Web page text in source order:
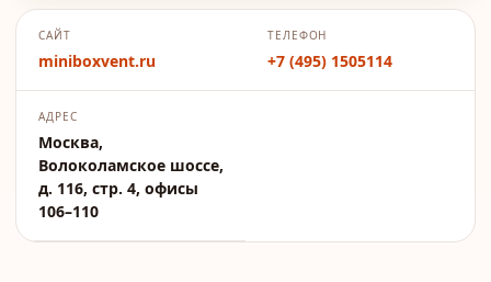
САЙТ
miniboxvent.ru
ТЕЛЕФОН
+7 (495) 1505114
АДРЕС
Москва,
Волоколамское шоссе,
д. 116, стр. 4, офисы
106–110